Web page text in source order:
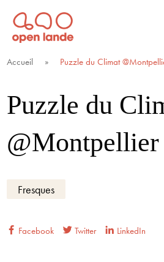
Aller
directement
au
contenu
TERRITOIRES
Open Lande
Entreprises & territoires
Accueil » Puzzle du Climat
Puzzle du
@Montpellier
Fresques
Facebook Twitter LinkedIn